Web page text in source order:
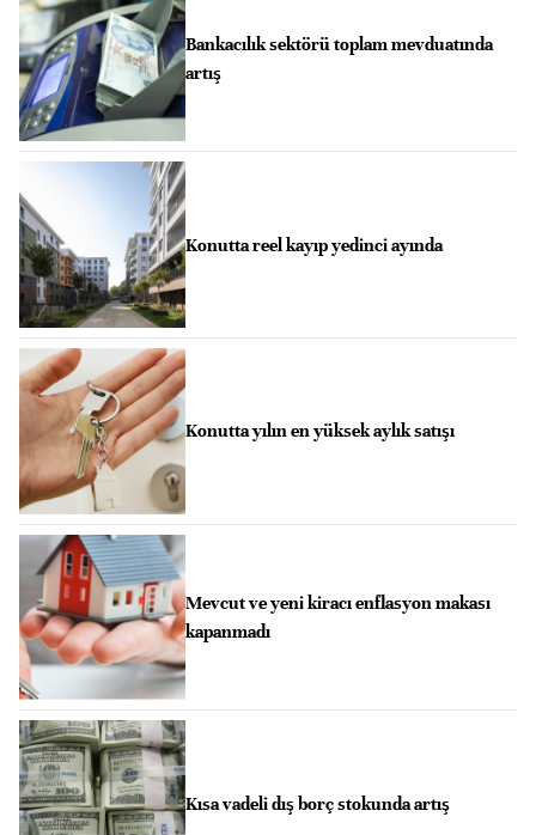
Bankacılık sektörü toplam mevduatında
artış
Konutta reel kayıp yedinci ayında
Konutta yılın en yüksek aylık satışı
Mevcut ve yeni kiracı enflasyon makası
kapanmadı
Kısa vadeli dış borç stokunda artış